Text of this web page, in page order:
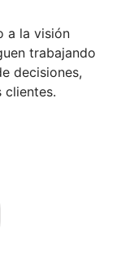
a la visión
trabajando
decisiones,
clientes.